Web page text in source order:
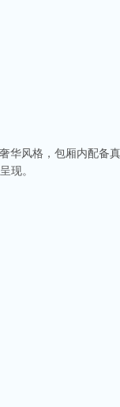
华风格，包厢内配备
现。